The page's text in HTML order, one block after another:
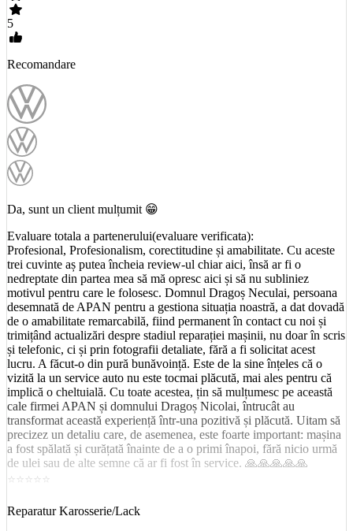
5
Recomandare
Da, sunt un client mulțumit 😁
Evaluare totala a partenerului(evaluare verificata):
Profesional, Profesionalism, corectitudine și amabilitate. Cu aceste
trei cuvinte aș putea încheia review-ul chiar aici, însă ar fi o
nedreptate din partea mea să mă opresc aici și să nu subliniez
motivul pentru care le folosesc. Domnul Dragoș Neculai, persoana
desemnată de APAN pentru a gestiona situația noastră, a dat dovadă
de o amabilitate remarcabilă, fiind permanent în contact cu noi și
trimițând actualizări despre stadiul reparației mașinii, nu doar în scris
și telefonic, ci și prin fotografii detaliate, fără a fi solicitat acest
lucru. A făcut-o din pură bunăvoință. Este de la sine înțeles că o
vizită la un service auto nu este tocmai plăcută, mai ales pentru că
implică o cheltuială. Cu toate acestea, țin să mulțumesc pe această
cale firmei APAN și domnului Dragoș Nicolai, întrucât au
transformat această experiență într-una pozitivă și plăcută. Uitam să
precizez un detaliu care, de asemenea, este foarte important: mașina
a fost spălată și curățată înainte de a o primi înapoi, fără nicio urmă
de ulei sau de alte semne că ar fi fost în service. 🙏🙏🙏🙏🙏
⭐⭐⭐⭐⭐
Reparatur Karosserie/Lack